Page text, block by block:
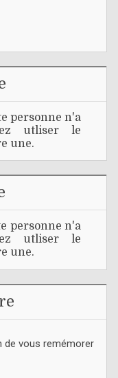
personne n'a
utliser le
une.
personne n'a
utliser le
une.
de vous remémorer